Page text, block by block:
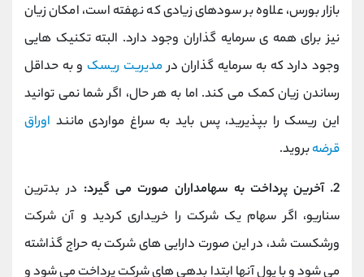
بازار بورس، علاوه بر سودهای زیادی که نهفته است، امکان زیان
نیز برای همه ی سرمایه گذاران وجود دارد. البته تکنیک هایی
وجود دارد که به سرمایه گذاران درمدیریت ریسک و به حداقل
رساندن زیان کمک می کند. اما به هر حال، اگر شما نمی توانید
این ریسک را بپذیرید، پس باید به سراغ مواردی مانند اوراق
قرضهبروید.
2. آخرین پرداخت به سهامداران صورت می گیرد:
در بدترین
سناریو، اگر سهام یک شرکت را خریداری کردید و آن شرکت
ورشکست شد، در این صورت دارایی های شرکت به حراج گذاشته
می شود و با پول آنها ابتدا بدهی های شرکت پرداخت می شود و